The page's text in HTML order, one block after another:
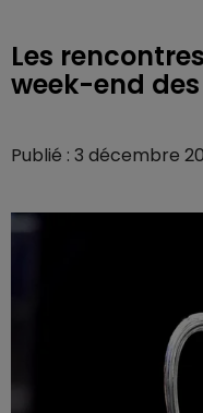
Les
week-end des
Publié : 3 décembre